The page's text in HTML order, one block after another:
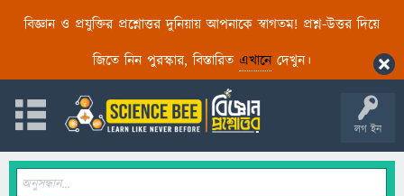
বিজ্ঞান ও প্রযুক্তির প্রশ্নোত্তর দুনিয়ায় আপনাকে স্বাগতম! প্রশ্ন-উত্তর দিয়ে
জিতে নিন পুরস্কার, বিস্তারিত এখানেদেখুন।
লগ ইন